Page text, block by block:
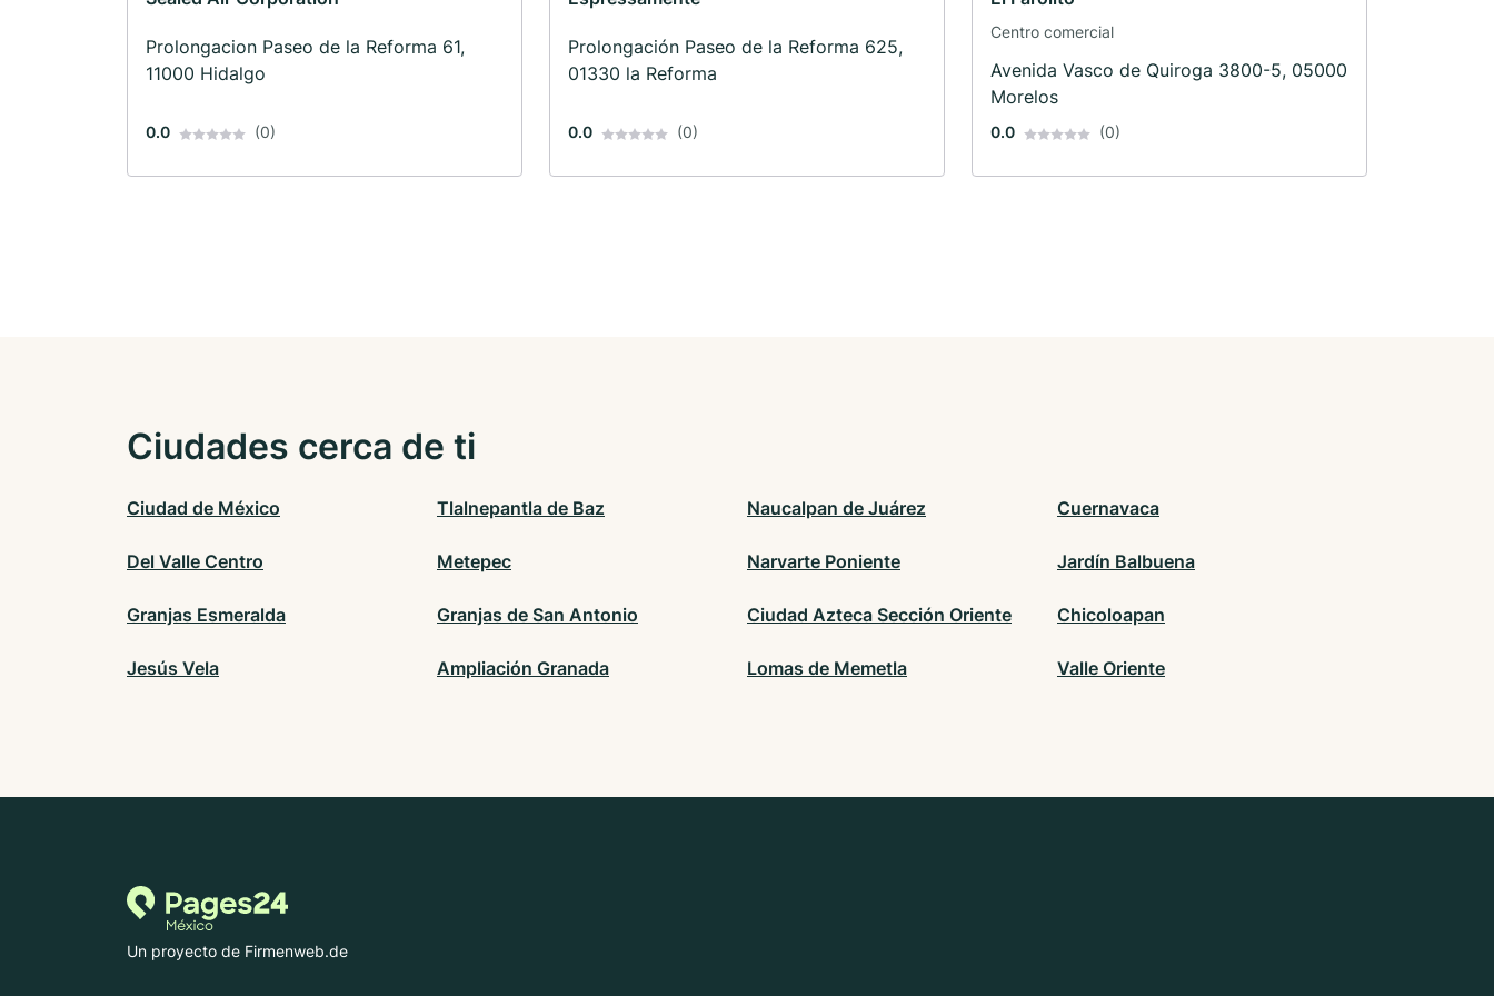
Prolongacion Paseo de la Reforma 61,
11000 Hidalgo
0.0 (0)
Prolongación Paseo de la Reforma 625,
01330 la Reforma
0.0 (0)
Centro comercial
Avenida Vasco de Quiroga 3800-5, 05000
Morelos
0.0 (0)
Ciudades cerca de ti
Ciudad de México Tlalnepantla de Baz Naucalpan de Juárez Cuernavaca
Del Valle Centro Metepec Narvarte Poniente Jardín Balbuena
Granjas Esmeralda Granjas de San Antonio Ciudad Azteca Sección Oriente Chicoloapan
Jesús Vela Ampliación Granada Lomas de Memetla Valle Oriente
Un proyecto de Firmenweb.de